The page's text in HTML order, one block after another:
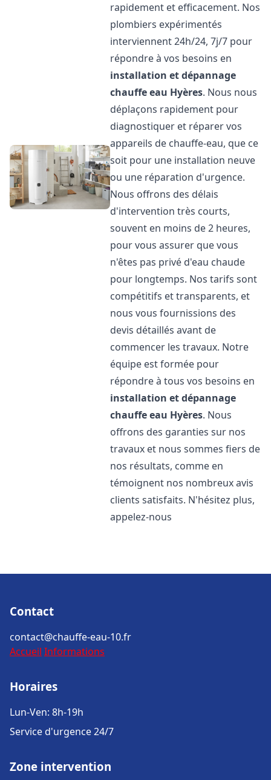
rapidement et efficacement. Nos
plombiers expérimentés
interviennent 24h/24, 7j/7 pour
répondre à vos besoins en
installation et dépannage
chauffe eau Hyères. Nous nous
déplaçons rapidement pour
diagnostiquer et réparer vos
appareils de chauffe-eau, que ce
soit pour une installation neuve
ou une réparation d'urgence.
Nous offrons des délais
d'intervention très courts,
souvent en moins de 2 heures,
pour vous assurer que vous
n'êtes pas privé d'eau chaude
pour longtemps. Nos tarifs sont
compétitifs et transparents, et
nous vous fournissions des
devis détaillés avant de
commencer les travaux. Notre
équipe est formée pour
répondre à tous vos besoins en
installation et dépannage
chauffe eau Hyères. Nous
offrons des garanties sur nos
travaux et nous sommes fiers de
nos résultats, comme en
témoignent nos nombreux avis
clients satisfaits. N'hésitez plus,
appelez-nous
Contact
contact@chauffe-eau-10.fr
Accueil Informations
Horaires
Lun-Ven: 8h-19h
Service d'urgence 24/7
Zone intervention